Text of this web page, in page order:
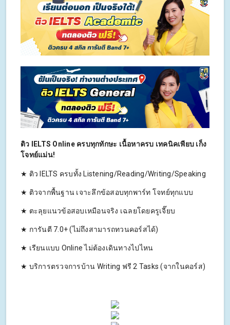
ติว IELTS Online ครบทุกทักษะ เนื้อหาครบ เทคนิคเพียบ เก็ง
โจทย์แม่น!
★ ติว IELTS ครบทั้ง Listening/Reading/Writing/Speaking
★ ติวจากพื้นฐาน เจาะลึกข้อสอบทุกพาร์ท โจทย์ทุกแบบ
★ ตะลุยแนวข้อสอบเหมือนจริง เฉลยโดยครูเจี๊ยบ
★ การันตี 7.0+ (ไม่ถึงสามารถทวนคอร์สได้)
★ เรียนแบบ Online ไม่ต้องเดินทางไปไหน
★ บริการตรวจการบ้าน Writing ฟรี 2 Tasks (จากในคอร์ส)